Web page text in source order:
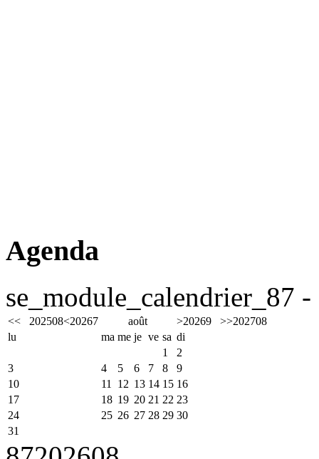
Agenda
se_module_calendrier_87
<< 202508<20267 août >20269 >>202708
lu
ma me je ve sa di
1
2
3
4 5 6 7 8
9
10
11 12 13 14 15 16
17
18 19 20 21 22 23
24
25 26 27 28 29 30
31